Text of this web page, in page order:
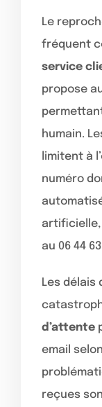
Le
fréquent
service
propose
humain.
limitent à
numéro
artificielle,
au 06 44 63
Les délais
d’attente
email
reçues